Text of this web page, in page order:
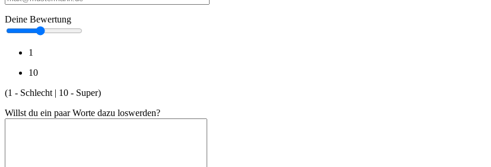
Deine Bewertung
1
10
(1 - Schlecht | 10 - Super)
Willst du ein paar Worte dazu loswerden?